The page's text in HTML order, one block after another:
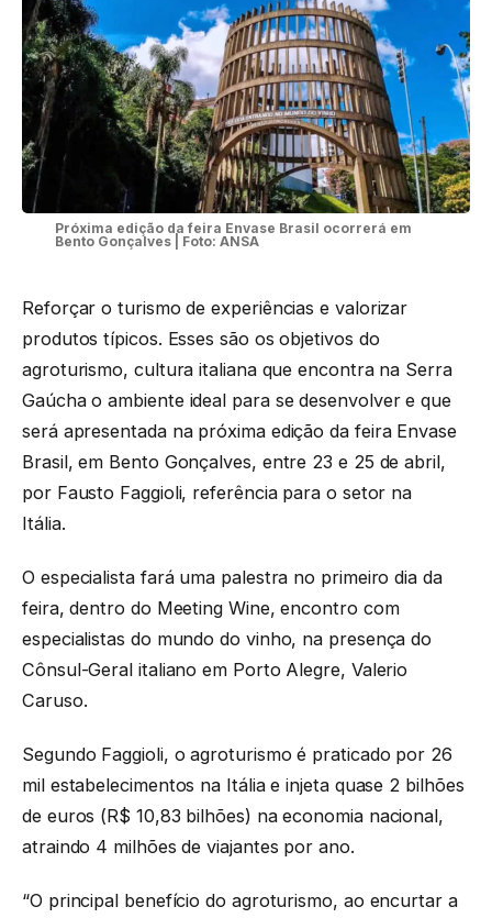
Próxima edição da feira Envase Brasil ocorrerá em
Bento Gonçalves | Foto: ANSA
Reforçar o turismo de experiências e valorizar
produtos típicos. Esses são os objetivos do
agroturismo, cultura italiana que encontra na Serra
Gaúcha o ambiente ideal para se desenvolver e que
será apresentada na próxima edição da feira Envase
Brasil, em Bento Gonçalves, entre 23 e 25 de abril,
por Fausto Faggioli, referência para o setor na
Itália.
O especialista fará uma palestra no primeiro dia da
feira, dentro do Meeting Wine, encontro com
especialistas do mundo do vinho, na presença do
Cônsul-Geral italiano em Porto Alegre, Valerio
Caruso.
Segundo Faggioli, o agroturismo é praticado por 26
mil estabelecimentos na Itália e injeta quase 2 bilhões
de euros (R$ 10,83 bilhões) na economia nacional,
atraindo 4 milhões de viajantes por ano.
“O principal benefício do agroturismo, ao encurtar a